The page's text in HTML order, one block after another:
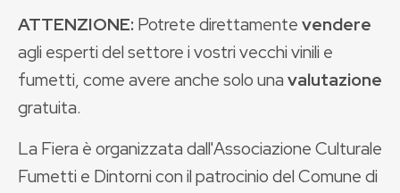
ATTENZIONE:Potrete direttamentevendere
agli esperti del settore i vostri vecchi vinili e
fumetti, come avere anche solo unavalutazione
gratuita.
La Fiera è organizzata dall'Associazione Culturale
Fumetti e Dintorni con il patrocinio del Comune di